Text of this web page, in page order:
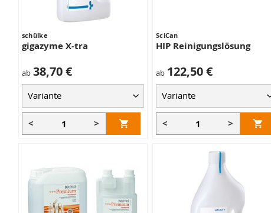
schülke
gigazyme X-tra
ab 38,70 €
< >
SciCan
HIP Reinigungslösung
ab 122,50 €
< >